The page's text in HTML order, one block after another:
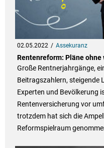
02.05.2022 Assekuranz
Rentenreform: Pläne ohne
Große Rentnerjahrgänge,
Beitragszahlern, steigende
Experten und Bevölkerung
Rentenversicherung vor
trotzdem hat sich die
Reformspielraum